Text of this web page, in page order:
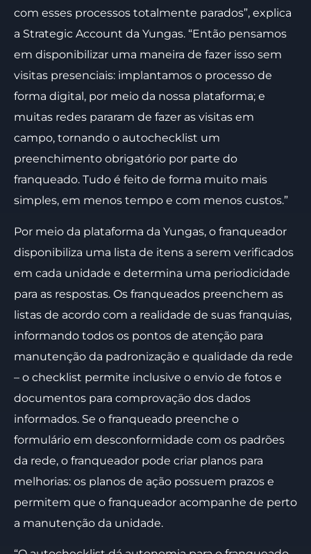
com esses processos totalmente parados”, explica
a Strategic Account da Yungas. “Então pensamos
em disponibilizar uma maneira de fazer isso sem
visitas presenciais: implantamos o processo de
forma digital, por meio da nossa plataforma; e
muitas redes pararam de fazer as visitas em
campo, tornando o autochecklist um
preenchimento obrigatório por parte do
franqueado. Tudo é feito de forma muito mais
simples, em menos tempo e com menos custos.”
Por meio da plataforma da Yungas, o franqueador
disponibiliza uma lista de itens a serem verificados
em cada unidade e determina uma periodicidade
para as respostas. Os franqueados preenchem as
listas de acordo com a realidade de suas franquias,
informando todos os pontos de atenção para
manutenção da padronização e qualidade da rede
– o checklist permite inclusive o envio de fotos e
documentos para comprovação dos dados
informados. Se o franqueado preenche o
formulário em desconformidade com os padrões
da rede, o franqueador pode criar planos para
melhorias: os planos de ação possuem prazos e
permitem que o franqueador acompanhe de perto
a manutenção da unidade.